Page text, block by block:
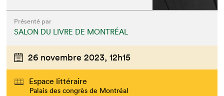
Présenté par
SALON DU LIVRE DE MONTRÉAL
26 novembre 2023, 12h15
Espace littéraire
Palais des congrès de Montréal